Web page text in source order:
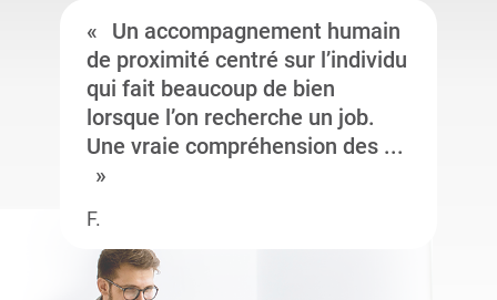
Un accompagnement humain
de proximité centré sur l’individu
qui fait beaucoup de bien
lorsque l’on recherche un job.
Une vraie compréhension des ...
F.